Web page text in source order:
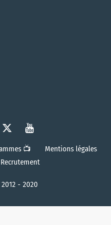
📺
Mentions légales
Recrutement
- 2020